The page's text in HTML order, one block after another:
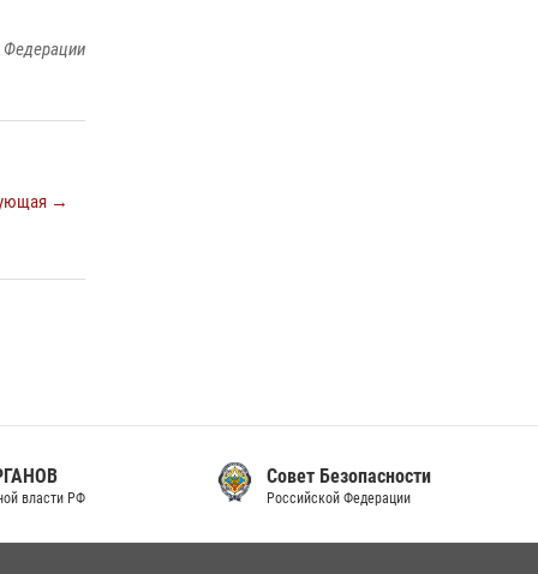
Федерации
→
Совет Безопасности
Российской Федерации